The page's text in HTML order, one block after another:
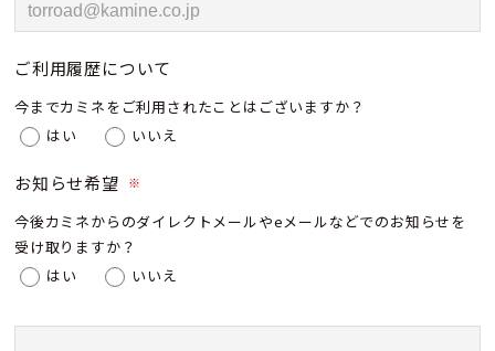
ご利用履歴について
今までカミネをご利用されたことはございますか？
はい
いいえ
お知らせ希望 ※
今後カミネからのダイレクトメールやeメールなどでのお知らせを
受け取りますか？
はい
いいえ